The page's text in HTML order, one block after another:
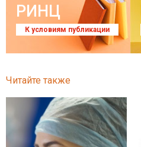
РИНЦ
К условиям публикации
Читайте также